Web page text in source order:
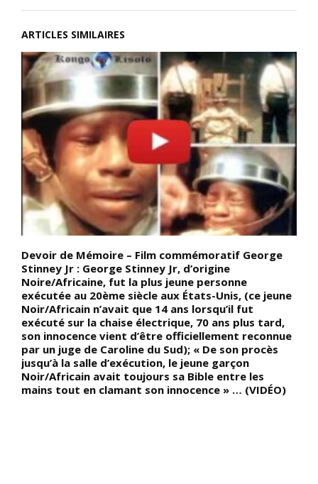
ARTICLES SIMILAIRES
Devoir de Mémoire – Film commémoratif George
Stinney Jr : George Stinney Jr, d’origine
Noire/Africaine, fut la plus jeune personne
exécutée au 20ème siècle aux États-Unis, (ce jeune
Noir/Africain n’avait que 14 ans lorsqu’il fut
exécuté sur la chaise électrique, 70 ans plus tard,
son innocence vient d’être officiellement reconnue
par un juge de Caroline du Sud); « De son procès
jusqu’à la salle d’exécution, le jeune garçon
Noir/Africain avait toujours sa Bible entre les
mains tout en clamant son innocence » … (VIDÉO)